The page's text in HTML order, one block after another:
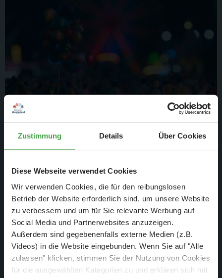
Zustimmung Details Über Cookies
Diese Webseite verwendet Cookies
Wir verwenden Cookies, die für den reibungslosen
Betrieb der Website erforderlich sind, um unsere Website
zu verbessern und um für Sie relevante Werbung auf
Social Media und Partnerwebsites anzuzeigen.
Außerdem sind gegebenenfalls externe Medien (z.B.
Videos) in die Website eingebunden. Wenn Sie auf "Alle
zulassen" klicken, stimmen Sie der Nutzung von Cookies
für die ausgewählten Kategorien zu und erklären sich mit
5. Jan. 2026
Wunderland - Vom Kindheitstraum
zum Welterfolg
bis zum 14. Januar 2026 kostenlos auf JOYN
Weiterlesen